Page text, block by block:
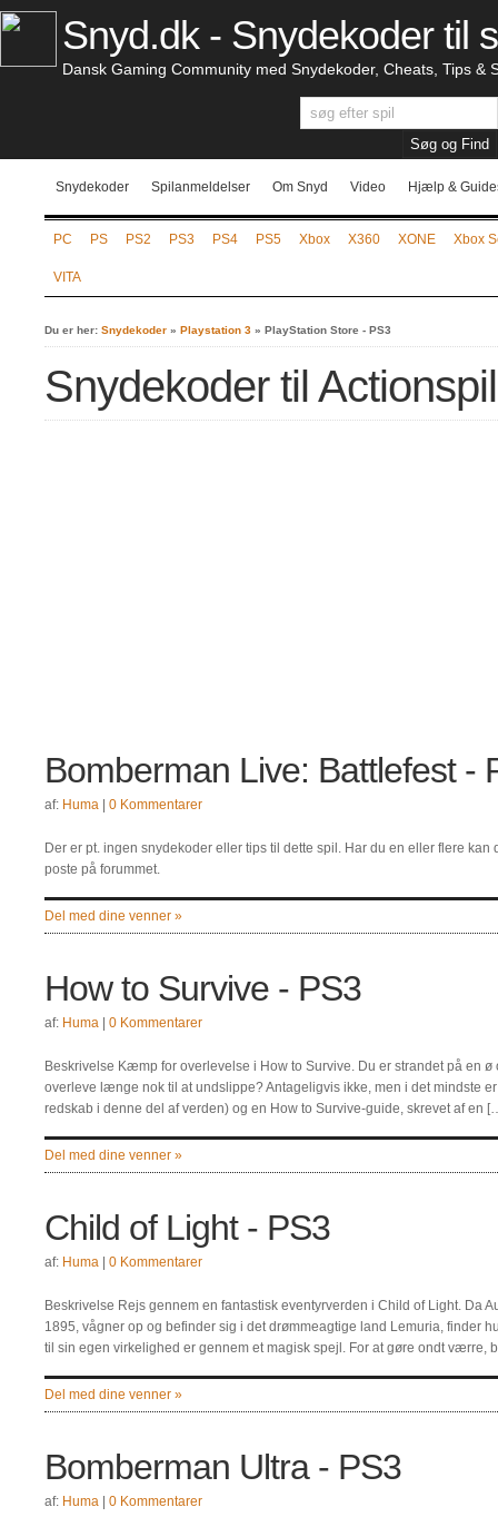
Snyd.dk - Snydekoder til
Dansk Gaming Community med Snydekoder, Cheats, Tips &
Snydekoder Spilanmeldelser Om Snyd Video Hjælp &
PC PS PS2 PS3 PS4 PS5 Xbox X360 XONE Xbox
VITA
Du er her: Snydekoder » Playstation 3 » PlayStation Store - PS3
Snydekoder til
Bomberman Live: Battlefest -
af: Huma 0 Kommentarer
Der er pt. ingen snydekoder eller tips til dette spil. Har du en eller flere
poste på forummet.
Del med dine venner »
How to Survive - PS3
af: Huma 0 Kommentarer
Beskrivelse Kæmp for overlevelse i How to Survive. Du er strandet på en
overleve længe nok til at undslippe? Antageligvis ikke, men i det mindste
redskab i denne del af verden) og en How to Survive-guide, skrevet af en
Del med dine venner »
Child of Light - PS3
af: Huma 0 Kommentarer
Beskrivelse Rejs gennem en fantastisk eventyrverden i Child of Light. Da
1895, vågner op og befinder sig i det drømmeagtige land Lemuria, finder
til sin egen virkelighed er gennem et magisk spejl. For at gøre ondt værre,
Del med dine venner »
Bomberman Ultra - PS3
af: Huma 0 Kommentarer